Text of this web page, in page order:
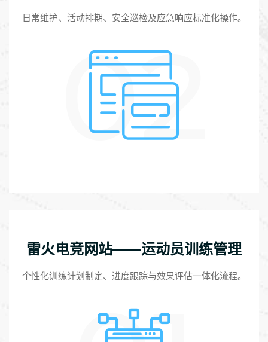
日常维护、活动排期、安全巡检及应急响应标准化操作。
02
雷火电竞网站——运动员训练管理
个性化训练计划制定、进度跟踪与效果评估一体化流程。